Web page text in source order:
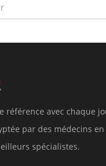
référence avec chaque
par des médecins
spécialistes.